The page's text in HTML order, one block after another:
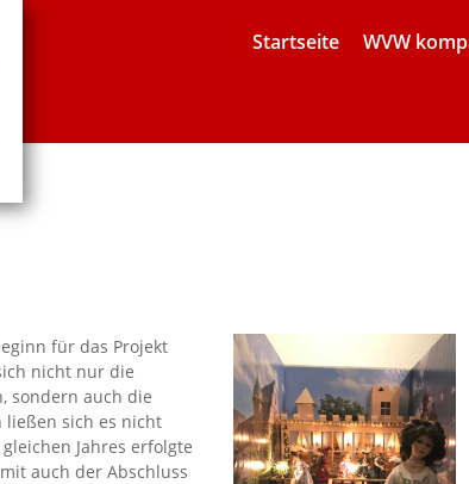
Startseite WVW
für das Projekt
nicht nur die
sondern auch die
ließen sich es nicht
Jahres erfolgte
auch der Abschluss